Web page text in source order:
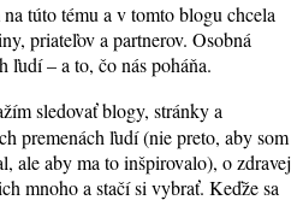
túto tému a v tomto blogu chcela
priateľov a partnerov. Osobná
ľudí – a to, čo nás poháňa.
sledovať blogy, stránky a
premenách ľudí (nie preto, aby som
ale aby ma to inšpirovalo), o zdravej
mnoho a stačí si vybrať. Keďže sa